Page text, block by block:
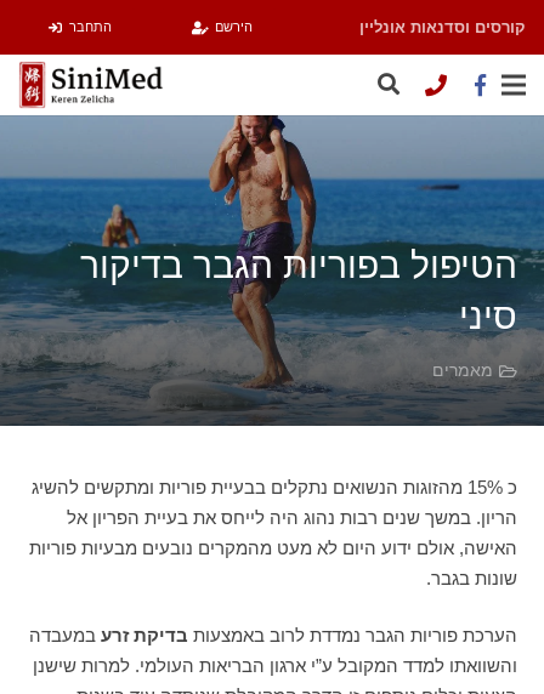
קורסים וסדנאות אונליין הירשם התחבר
הטיפול בפוריות הגבר בדיקור
סיני
מאמרים
כ 15% מהזוגות הנשואים נתקלים בבעיית פוריות ומתקשים להשיג
הריון. במשך שנים רבות נהוג היה לייחס את בעיית הפריון אל
האישה, אולם ידוע היום לא מעט מהמקרים נובעים מבעיות פוריות
שונות בגבר.
הערכת פוריות הגבר נמדדת לרוב באמצעות בדיקת זרע במעבדה
והשוואתו למדד המקובל ע”י ארגון הבריאות העולמי. למרות שישנן